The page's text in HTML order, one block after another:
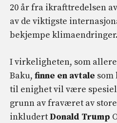
20 år fra ikrafttredelsen av
av de viktigste
bekjempe klimaendringer.
I virkeligheten, som
Baku, finne en avtale
til enighet vil være
grunn av fraværet av
inkludertDonald Trump